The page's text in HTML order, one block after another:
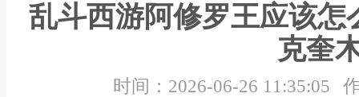
乱斗西游阿修罗王应该怎
克奎
时间：2026-06-26 11:35:05